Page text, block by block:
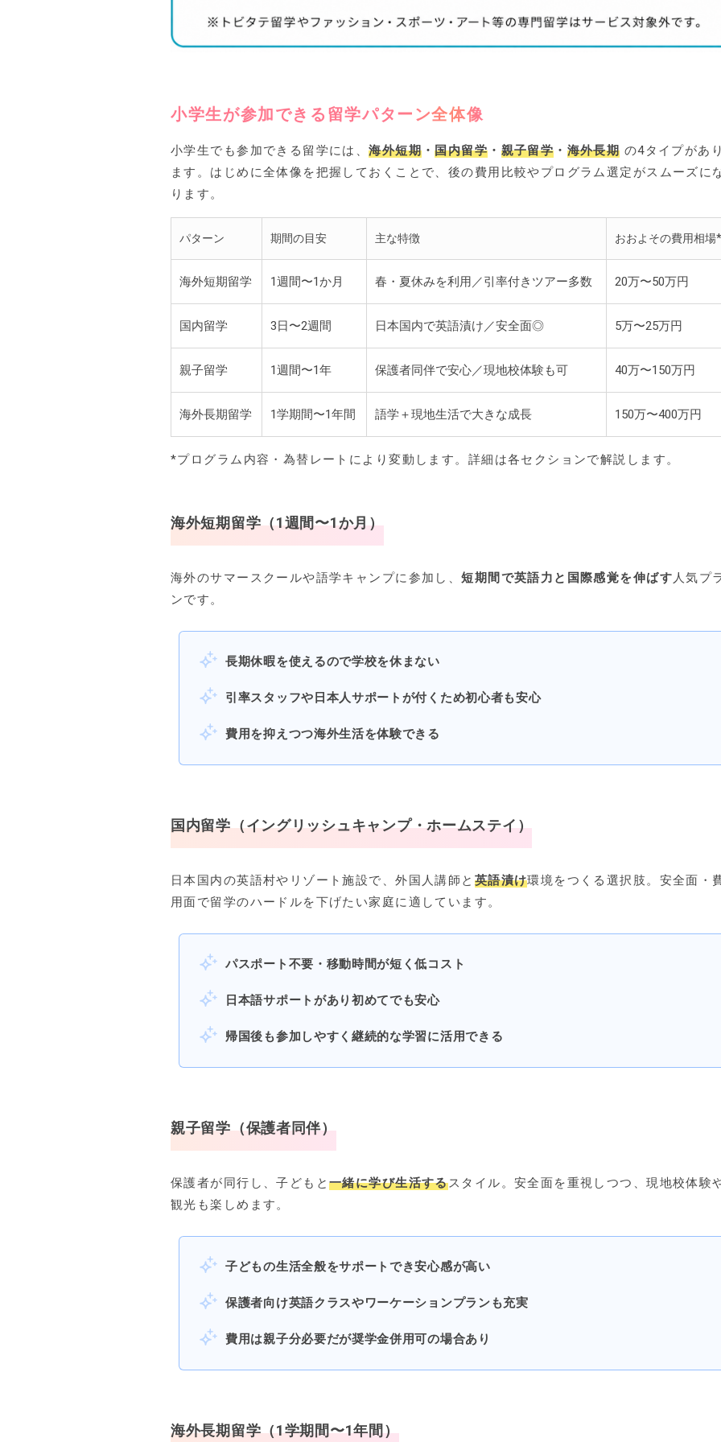
小学生が参加できる留学パターン全体像
小学生でも参加できる留学には、海外短期 ・国内留学 ・ 親子留学 ・ 海外長期 の4タイプがあ
ます。はじめに全体像を把握しておくことで、後の費用比較やプログラム選定がスムーズに
ります。
パターン 期間の目安 主な特徴 おおよその費用相場*
海外短期留学 1週間〜1か月 春・夏休みを利用／引率付きツアー多数 20万〜50万円
国内留学 3日〜2週間 日本国内で英語漬け／安全面◎ 5万〜25万円
親子留学 1週間〜1年 保護者同伴で安心／現地校体験も可 40万〜150万円
海外長期留学 1学期間〜1年間 語学＋現地生活で大きな成長 150万〜400万円
*プログラム内容・為替レートにより変動します。詳細は各セクションで解説します。
海外短期留学（1週間〜1か月）
海外のサマースクールや語学キャンプに参加し、短期間で英語力と国際感覚を伸ばす人気プ
ンです。
長期休暇を使えるので学校を休まない
引率スタッフや日本人サポートが付くため初心者も安心
費用を抑えつつ海外生活を体験できる
国内留学（イングリッシュキャンプ・ホームステイ）
日本国内の英語村やリゾート施設で、外国人講師と 英語漬け環境をつくる選択肢。安全面・
用面で留学のハードルを下げたい家庭に適しています。
パスポート不要・移動時間が短く低コスト
日本語サポートがあり初めてでも安心
帰国後も参加しやすく継続的な学習に活用できる
親子留学（保護者同伴）
保護者が同行し、子どもと一緒に学び生活するスタイル。安全面を重視しつつ、現地校体験
観光も楽しめます。
子どもの生活全般をサポートでき安心感が高い
保護者向け英語クラスやワーケーションプランも充実
費用は親子分必要だが奨学金併用可の場合あり
海外長期留学（1学期間〜1年間）